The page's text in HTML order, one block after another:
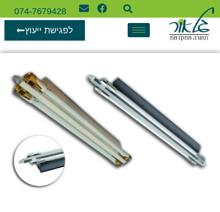
074-7679428
לפגישת ייעוץ